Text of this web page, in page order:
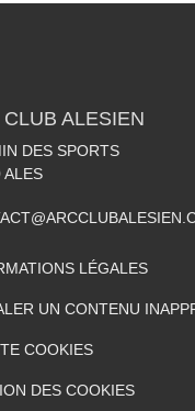
ALESIEN
DES SPORTS
ALES
LÉGALES
UN CONTENU
COOKIES
DES COOKIES